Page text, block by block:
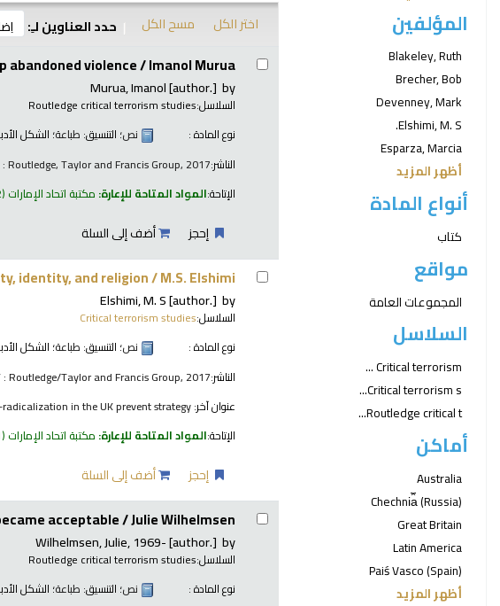
المؤلفين
Blakeley, Ruth
Brecher, Bob
Devenney, Mark
Elshimi, M. S.
Esparza, Marcia
أظهر المزيد
أنواع المادة
كتاب
مواقع
المجموعات العامة
السلاسل
Critical terrorism ...
Critical terrorism s...
Routledge critical t...
أماكن
Australia
Chechni︠a︡ (Russia)
Great Britain
Latin America
Paiś Vasco (Spain)
أظهر المزيد
اختر الكل مسح الكل حدد العناوين لـِ:
نتائج abandoned violence /Imanol Murua.
by
Murua, Imanol[author.]
السلاسل:Routledge critical terrorism studies
نوع المادة :
نص؛ التنسيق: طباعة؛ الشكل
الناشر:Routledge, Taylor and Francis Group, 2017
الإتاحة:المواد المتاحة للإعارة: مكتبة اتحاد الإمارات (2)
إحجز أضف إلى السلة
identity, and religion /M.S. Elshimi.
by
Elshimi, M. S[author.]
السلاسل:Critical terrorism studies
نوع المادة :
نص؛ التنسيق: طباعة؛ الشكل
الناشر:: Routledge/Taylor and Francis Group, 2017
عنوان آخر:in the UK prevent strategy
الإتاحة:المواد المتاحة للإعارة: مكتبة اتحاد الإمارات (1)
إحجز أضف إلى السلة
acceptable /Julie Wilhelmsen.
by
Wilhelmsen, Julie, 1969-[author.]
السلاسل:Routledge critical terrorism studies
نوع المادة :
نص؛ التنسيق: طباعة؛ الشكل